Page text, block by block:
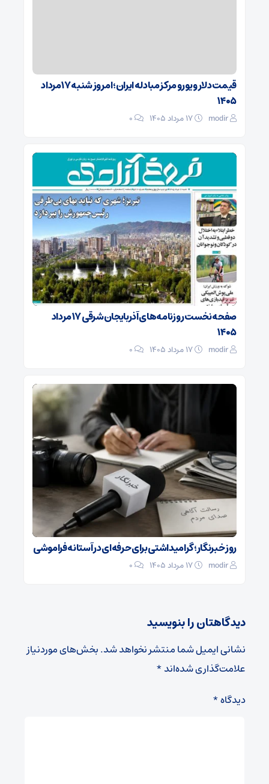
قیمت دلار و یورو مرکز مبادله ایران؛ امروز شنبه ۱۷ مرداد
۱۴۰۵
modir
0
صفحه نخست روزنامه‌های آذربایجان‌شرقی ۱۷ مرداد
۱۴۰۵
modir
0
روز خبرنگار؛ گرامیداشتی برای حرفه‌ای در آستانه فراموشی
modir
0
دیدگاهتان را بنویسید
نشانی ایمیل شما منتشر نخواهد شد.بخش‌های موردنیاز
علامت‌گذاری شده‌اند*
دیدگاه*